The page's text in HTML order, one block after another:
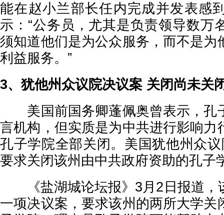
能在赵小兰部长任内完成并发表感
示：“公务员，尤其是负责领导数万
须知道他们是为公众服务，而不是为
利益服务。”
3、犹他州众议院决议案 关闭尚未关
美国前国务卿蓬佩奥曾表示，孔
言机构，但实质是为中共进行影响力
孔子学院全部关闭。美国犹他州众
要求关闭该州由中共政府资助的孔子
《盐湖城论坛报》3月2日报道，
一项决议案，要求该州的两所大学关